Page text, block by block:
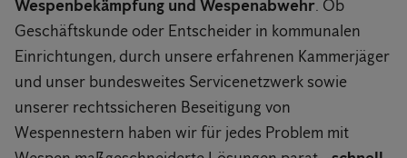
Wespenbekämpfung und Wespenabwehr. Ob
Geschäftskunde oder Entscheider in kommunalen
Einrichtungen, durch unsere erfahrenen Kammerjäger
und unser bundesweites Servicenetzwerk sowie
unserer rechtssicheren Beseitigung von
Wespennestern haben wir für jedes Problem mit